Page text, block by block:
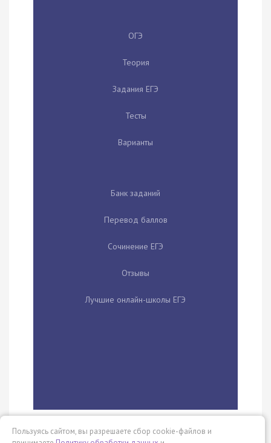
ОГЭ
Теория
Задания ЕГЭ
Тесты
Варианты
Банк заданий
Перевод баллов
Сочинение ЕГЭ
Отзывы
Лучшие онлайн-школы ЕГЭ
Whil…
Пользуясь сайтом, вы разрешаете сбор cookie-файлов и